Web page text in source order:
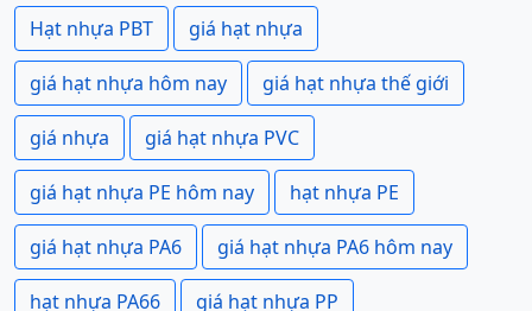
Hạt nhựa PBT giá hạt nhựa
giá hạt nhựa hôm nay giá hạt nhựa thế giới
giá nhựa giá hạt nhựa PVC
giá hạt nhựa PE hôm nay hạt nhựa PE
giá hạt nhựa PA6 giá hạt nhựa PA6 hôm nay
hạt nhựa PA66 giá hạt nhựa PP